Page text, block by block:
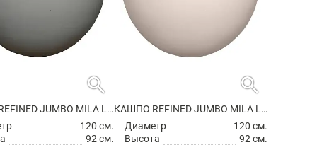
search
КАШПО REFINED JUMBO MILA L CLOUDED GREY
120 см.
92 см.
search
КАШПО REFINED JUMBO MILA L NATURAL WHITE
Диаметр
120 см.
Высота
92 см.